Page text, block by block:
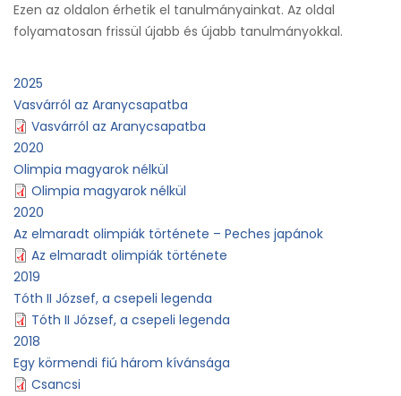
Ezen az oldalon érhetik el tanulmányainkat. Az oldal
folyamatosan frissül újabb és újabb tanulmányokkal.
2025
Vasvárról az Aranycsapatba
Vasvárról az Aranycsapatba
2020
Olimpia magyarok nélkül
Olimpia magyarok nélkül
2020
Az elmaradt olimpiák története – Peches japánok
Az elmaradt olimpiák története
2019
Tóth II József, a csepeli legenda
Tóth II József, a csepeli legenda
2018
Egy körmendi fiú három kívánsága
Csancsi